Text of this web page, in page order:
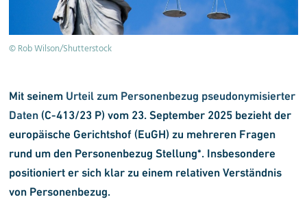
© Rob Wilson/Shutterstock
Mit seinem Urteil zum Personenbezug pseudonymisierter
Daten (C-413/23 P) vom 23. September 2025 bezieht der
europäische Gerichtshof (EuGH) zu mehreren Fragen
rund um den Personenbezug Stellung*. Insbesondere
positioniert er sich klar zu einem relativen Verständnis
von Personenbezug.